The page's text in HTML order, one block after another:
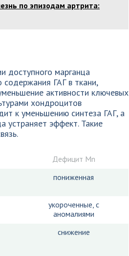
по эпизодам артрита:
доступного марганца
ГАГ в ткани,
активности ключевых
хондроцитов
к уменьшению синтеза ГАГ, а
устраняет эффект. Такие
Дефицит Mn
пониженная
укороченные, с
аномалиями
снижение